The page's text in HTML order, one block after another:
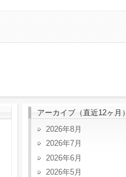
アーカイブ（直近12ヶ月）
2026年8月
2026年7月
2026年6月
2026年5月